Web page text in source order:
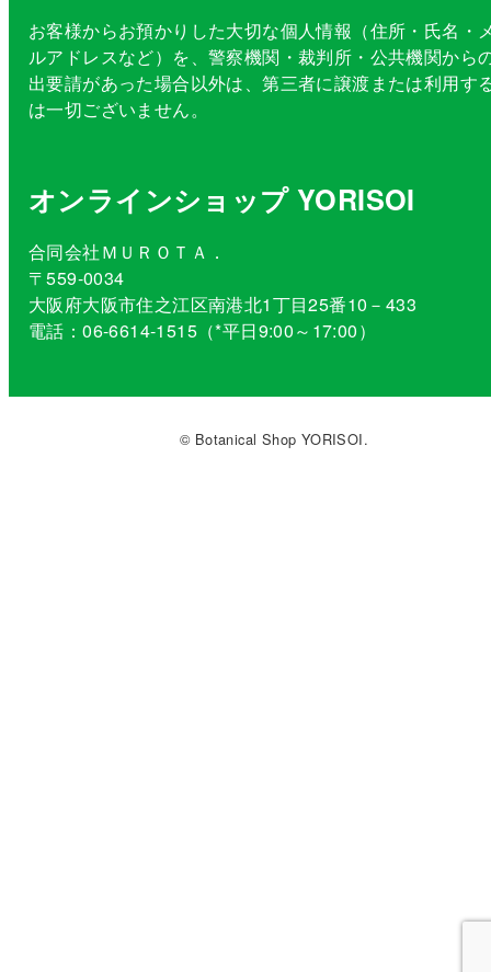
お客様からお預かりした大切な個人情報（住所・氏名・
ルアドレスなど）を、警察機関・裁判所・公共機関から
出要請があった場合以外は、第三者に譲渡または利用す
は一切ございません。
オンラインショップ YORISOI
合同会社ＭＵＲＯＴＡ．
〒559-0034
大阪府大阪市住之江区南港北1丁目25番10－433
電話：06-6614-1515（*平日9:00～17:00）
© Botanical Shop YORISOI.